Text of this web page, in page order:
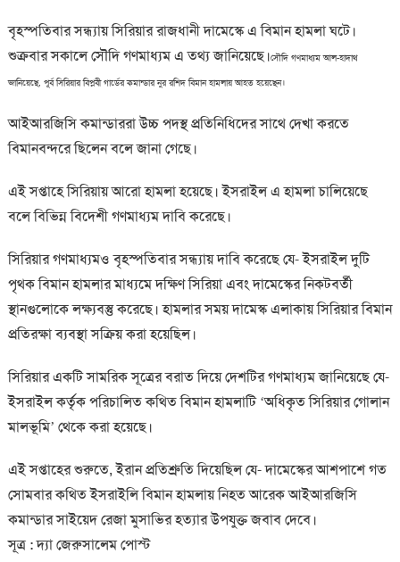
বৃহস্পতিবার সন্ধ্যায় সিরিয়ার রাজধানী দামেস্কে এ বিমান হামলা ঘটে।
শুক্রবার সকালে সৌদি গণমাধ্যম এ তথ্য জানিয়েছে।সৌদি গণমাধ্যম আল-হাদাথ
জানিয়েছে, পূর্ব সিরিয়ার বিপ্লবী গার্ডের কমান্ডার নুর রশিদ বিমান হামলায় আহত হয়েছেন।
আইআরজিসি কমান্ডাররা উচ্চ পদস্থ প্রতিনিধিদের সাথে দেখা করতে
বিমানবন্দরে ছিলেন বলে জানা গেছে।
এই সপ্তাহে সিরিয়ায় আরো হামলা হয়েছে। ইসরাইল এ হামলা চালিয়েছে
বলে বিভিন্ন বিদেশী গণমাধ্যম দাবি করেছে।
সিরিয়ার গণমাধ্যমও বৃহস্পতিবার সন্ধ্যায় দাবি করেছে যে- ইসরাইল দুটি
পৃথক বিমান হামলার মাধ্যমে দক্ষিণ সিরিয়া এবং দামেস্কের নিকটবর্তী
স্থানগুলোকে লক্ষ্যবস্তু করেছে। হামলার সময় দামেস্ক এলাকায় সিরিয়ার বিমান
প্রতিরক্ষা ব্যবস্থা সক্রিয় করা হয়েছিল।
সিরিয়ার একটি সামরিক সূত্রের বরাত দিয়ে দেশটির গণমাধ্যম জানিয়েছে যে-
ইসরাইল কর্তৃক পরিচালিত কথিত বিমান হামলাটি ‘অধিকৃত সিরিয়ার গোলান
মালভূমি’ থেকে করা হয়েছে।
এই সপ্তাহের শুরুতে, ইরান প্রতিশ্রুতি দিয়েছিল যে- দামেস্কের আশপাশে গত
সোমবার কথিত ইসরাইলি বিমান হামলায় নিহত আরেক আইআরজিসি
কমান্ডার সাইয়েদ রেজা মুসাভির হত্যার উপযুক্ত জবাব দেবে।
সূত্র : দ্যা জেরুসালেম পোস্ট